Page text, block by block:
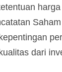
dari